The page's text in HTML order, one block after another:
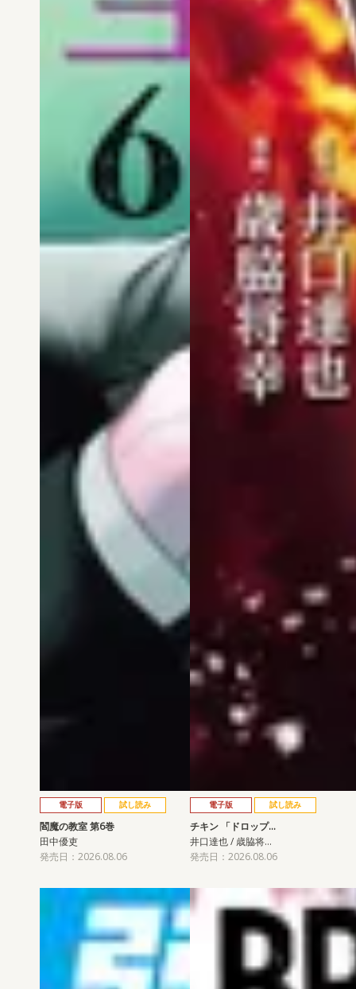
電子版 試し読み
閻魔の教室 第6巻
田中優吏
発売日：2026.08.06
電子版 試し読み
チキン 「ドロップ…
井口達也 / 歳脇将…
発売日：2026.08.06